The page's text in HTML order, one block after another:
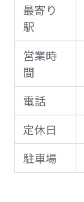
最寄り
駅
営業時
間
電話
定休日
駐車場